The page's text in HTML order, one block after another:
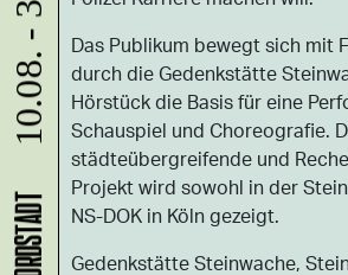
Das Publikum bewegt sich mit
durch die Gedenkstätte
Hörstück die Basis für eine
Schauspiel und Choreografie.
städteübergreifende und
Projekt wird sowohl in der
NS-DOK in Köln gezeigt.
Gedenkstätte Steinwache,